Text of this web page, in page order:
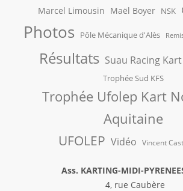
Marcel Limousin Maël Boyer NSK
Photos Pôle Mécanique d'Alès
Résultats Suau Racing Kart
Trophée Sud KFS
Trophée Ufolep Kart
Aquitaine
UFOLEP Vidéo Vincent
Ass. KARTING-MIDI-
4, rue Caubère